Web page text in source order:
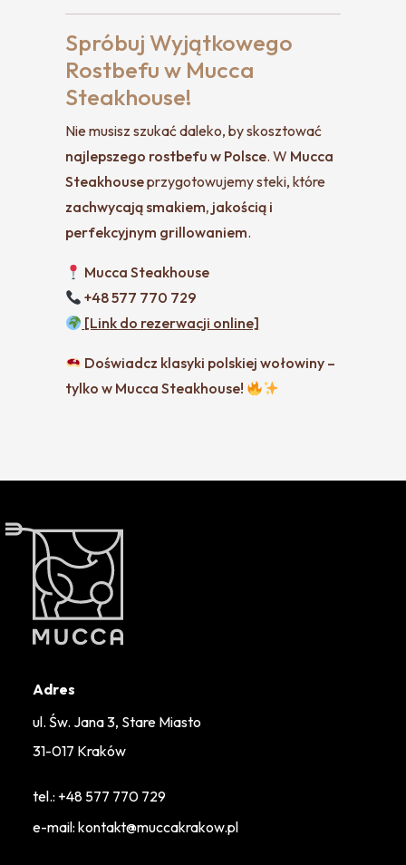
Spróbuj Wyjątkowego
Rostbefu w Mucca
Steakhouse!
Nie musisz szukać daleko, by skosztować
najlepszego rostbefu w Polsce. W Mucca
Steakhouseprzygotowujemy steki, które
zachwycają smakiem, jakością i
perfekcyjnym grillowaniem.
Mucca Steakhouse
+48 577 770 729
[Link do rezerwacji online]
Doświadcz klasyki polskiej wołowiny –
tylko w Mucca Steakhouse!
Adres
ul. Św. Jana 3, Stare Miasto
31-017 Kraków
tel.: +48 577 770 729
e-mail: kontakt@muccakrakow.pl